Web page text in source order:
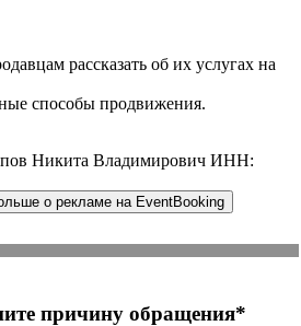
рассказать об их услугах на
способы продвижения.
Никита Владимирович ИНН:
о рекламе на EventBooking
причину обращения*